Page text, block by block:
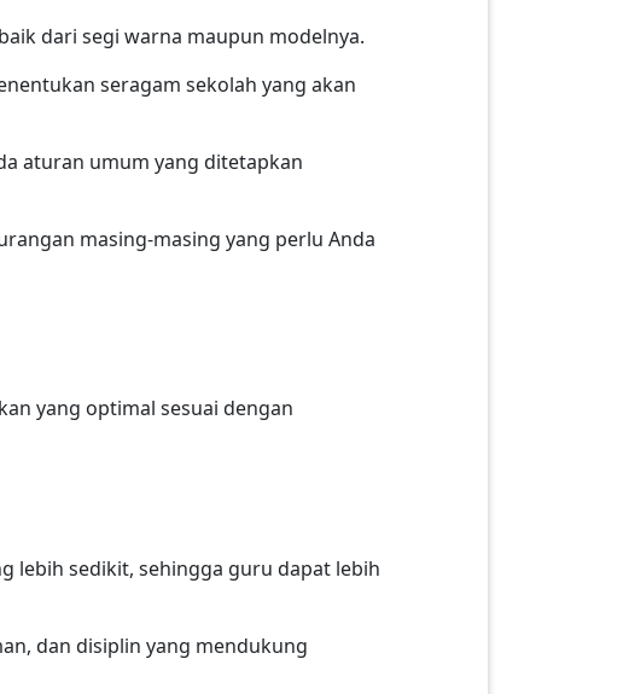
dari segi warna maupun modelnya.
seragam sekolah yang akan
aturan umum yang ditetapkan
masing-masing yang perlu Anda
yang optimal sesuai dengan
lebih sedikit, sehingga guru dapat lebih
dan disiplin yang mendukung